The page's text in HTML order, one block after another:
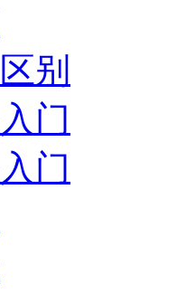
别
门
门